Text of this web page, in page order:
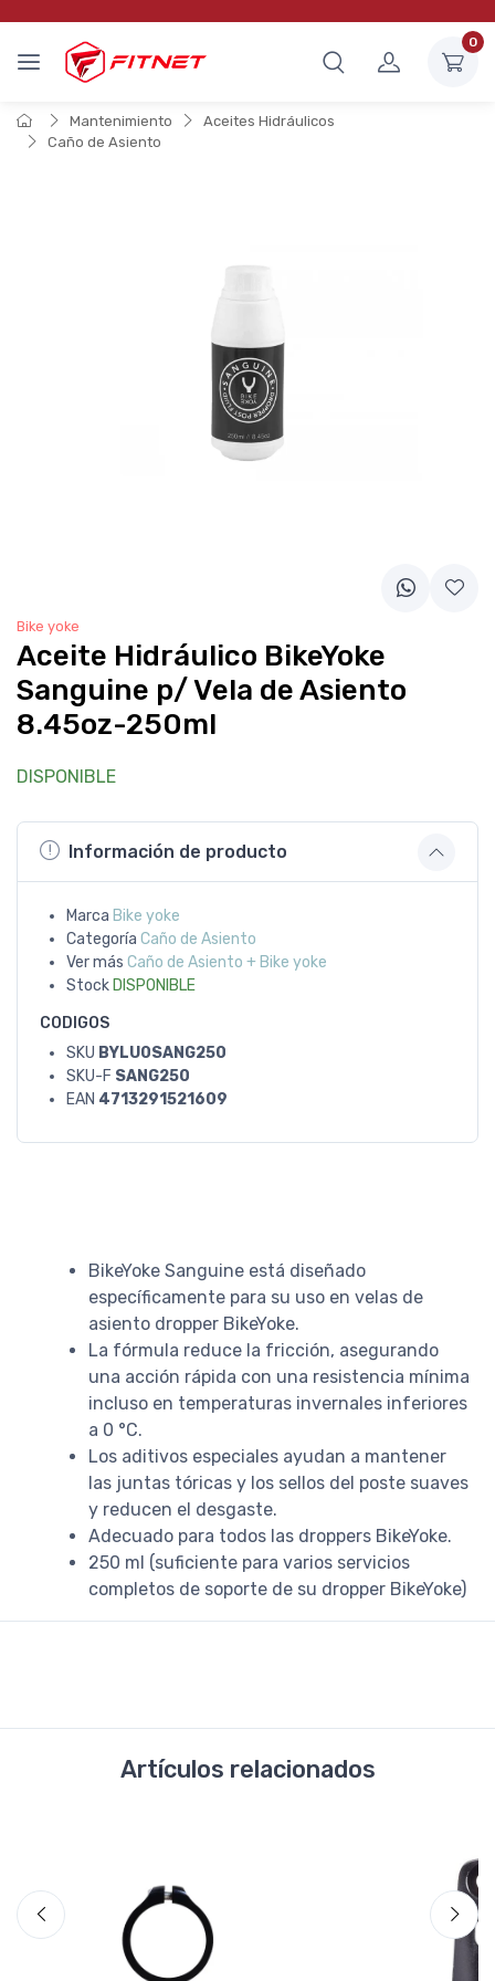
0
Mantenimiento
Aceites Hidráulicos
Caño de Asiento
Bike yoke
Aceite Hidráulico BikeYoke
Sanguine p/ Vela de Asiento
8.45oz-250ml
DISPONIBLE
Información de producto
Marca Bike yoke
Categoría Caño de Asiento
Ver más Caño de Asiento + Bike yoke
Stock DISPONIBLE
CODIGOS
SKU BYLU0SANG250
SKU-F SANG250
EAN 4713291521609
BikeYoke Sanguine está diseñado
específicamente para su uso en velas de
asiento dropper BikeYoke.
La fórmula reduce la fricción, asegurando
una acción rápida con una resistencia mínima
incluso en temperaturas invernales inferiores
a 0 °C.
Los aditivos especiales ayudan a mantener
las juntas tóricas y los sellos del poste suaves
y reducen el desgaste.
Adecuado para todos las droppers BikeYoke.
250 ml (suficiente para varios servicios
completos de soporte de su dropper BikeYoke)
Artículos relacionados